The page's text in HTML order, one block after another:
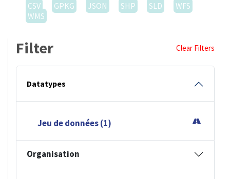
CSV
GPKG JSON SHP SLD
WFS
WMS
Filter Clear Filters
Datatypes
Jeu de données (1)
Organisation